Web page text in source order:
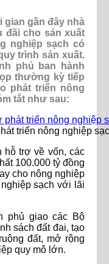
gian gần đây nhà
đãi cho sản xuất
nghiệp sạch có
trình sản xuất.
phủ ban hành
thường kỳ tiếp
phát triển nông
tắt như sau:
triển nông nghiệp
hỗ trợ về vốn, các
100.000 tỷ đồng
cho nông nghiệp
sạch với lãi
phủ giao các Bộ
sách đất đai, tạo
đất, mở rộng
quy mô lớn.